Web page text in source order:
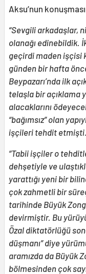
Aksu’nun
“Sevgili arkadaşlar,
olanağı edinebildik.
geçirdi maden işçisi
günden bir hafta
Beypazarı’nda ilk
telaşla bir açıklama
alacaklarını
“bağımsız” olan
işçileri tehdit etmişti.
“Tabii işçiler o
dehşetiyle ve
yarattığı yeni bir
çok zahmetli bir
tarihinde Büyük
devirmiştir. Bu
Özal diktatörlüğü
düşmanı” diye
aramızda da Büyük
bölmesinden çok